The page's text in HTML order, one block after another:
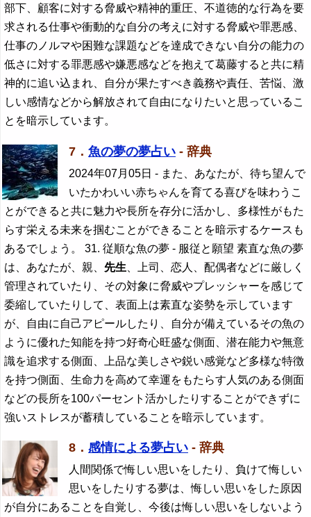
部下、顧客に対する脅威や精神的重圧、不道徳的な行為を要
求される仕事や衝動的な自分の考えに対する脅威や罪悪感、
仕事のノルマや困難な課題などを達成できない自分の能力の
低さに対する罪悪感や嫌悪感などを抱えて葛藤すると共に精
神的に追い込まれ、自分が果たすべき義務や責任、苦悩、激
しい感情などから解放されて自由になりたいと思っているこ
とを暗示しています。
7． 魚の夢の夢占い - 辞典
2024年07月05日 - また、あなたが、待ち望んで
いたかわいい赤ちゃんを育てる喜びを味わうこ
とができると共に魅力や長所を存分に活かし、多様性がもた
らす栄える未来を掴むことができることを暗示するケースも
あるでしょう。 31. 従順な魚の夢 - 服従と願望 素直な魚の夢
は、あなたが、親、先生 、上司、恋人、配偶者などに厳しく
管理されていたり、その対象に脅威やプレッシャーを感じて
委縮していたりして、表面上は素直な姿勢を示しています
が、自由に自己アピールしたり、自分が備えているその魚の
ように優れた知能を持つ好奇心旺盛な側面、潜在能力や無意
識を追求する側面、上品な美しさや鋭い感覚など多様な特徴
を持つ側面、生命力を高めて幸運をもたらす人気のある側面
などの長所を100パーセント活かしたりすることができずに
強いストレスが蓄積していることを暗示しています。
8． 感情による夢占い - 辞典
人間関係で悔しい思いをしたり、負けて悔しい
思いをしたりする夢は、悔しい思いをした原因
が自分にあることを自覚し、今後は悔しい思いをしないよう